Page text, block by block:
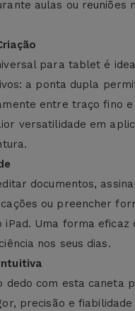
aulas ou reuniões
para tablet é
a ponta dupla
entre traço fino e
versatilidade em
documentos,
ou preencher
iPad. Uma forma eficaz
nos seus dias.
dedo com esta caneta
precisão e fiabilidade